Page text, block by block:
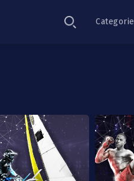
Categorie